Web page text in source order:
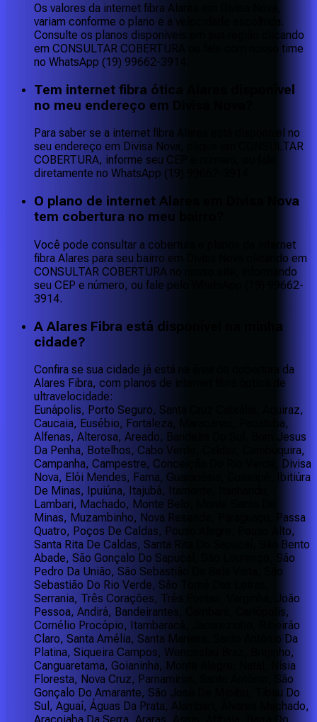
Os valores da internet fibra Alares em Divisa Nova,
variam conforme o plano e a velocidade escolhida.
Consulte os planos disponíveis em sua região clicando
em CONSULTAR COBERTURA ou fale com nosso time
no WhatsApp (19) 99662-3914.
Tem internet fibra ótica Alares disponível
no meu endereço em Divisa Nova?
Para saber se a internet fibra Alares está disponível no
seu endereço em Divisa Nova, clique em CONSULTAR
COBERTURA, informe seu CEP e número, ou fale
diretamente no WhatsApp (19) 99662-3914.
O plano de internet Alares em Divisa Nova
tem cobertura no meu bairro?
Você pode consultar a cobertura e planos de internet
fibra Alares para seu bairro em Divisa Nova clicando em
CONSULTAR COBERTURA no nosso site, informando
seu CEP e número, ou fale pelo WhatsApp (19) 99662-
3914.
A Alares Fibra está disponível na minha
cidade?
Confira se sua cidade já está na área de cobertura da
Alares Fibra, com planos de internet fibra óptica de
ultravelocidade:
Eunápolis, Porto Seguro, Santa Cruz Cabrália, Aquiraz,
Caucaia, Eusébio, Fortaleza, Maracanaú, Pacatuba,
Alfenas, Alterosa, Areado, Bandeira Do Sul, Bom Jesus
Da Penha, Botelhos, Cabo Verde, Caldas, Cambuquira,
Campanha, Campestre, Conceição Do Rio Verde, Divisa
Nova, Elói Mendes, Fama, Guaranésia, Guaxupé, Ibitiúra
De Minas, Ipuiúna, Itajubá, Itamonte, Itanhandu,
Lambari, Machado, Monte Belo, Monte Santo De
Minas, Muzambinho, Nova Resende, Paraguaçu, Passa
Quatro, Poços De Caldas, Pouso Alegre, Pouso Alto,
Santa Rita De Caldas, Santa Rita Do Sapucaí, São Bento
Abade, São Gonçalo Do Sapucaí, São Lourenço, São
Pedro Da União, São Sebastião Da Bela Vista, São
Sebastião Do Rio Verde, São Tomé Das Letras,
Serrania, Três Corações, Três Pontas, Varginha, João
Pessoa, Andirá, Bandeirantes, Cambará, Carlópolis,
Cornélio Procópio, Itambaracá, Jacarezinho, Ribeirão
Claro, Santa Amélia, Santa Mariana, Santo Antônio Da
Platina, Siqueira Campos, Wenceslau Braz, Brejinho,
Canguaretama, Goianinha, Monte Alegre, Natal, Nísia
Floresta, Nova Cruz, Parnamirim, Santo Antônio, São
Gonçalo Do Amarante, São José De Mipibu, Tibau Do
Sul, Aguaí, Águas Da Prata, Alambari, Álvares Machado,